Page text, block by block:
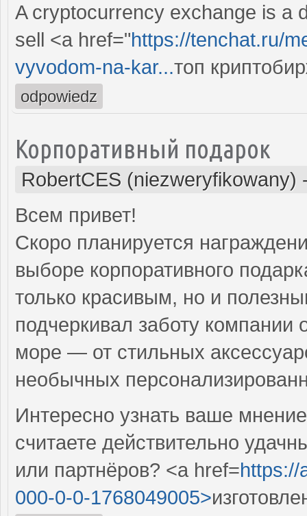
A cryptocurrency exchange is a
sell <a href="https://tenchat.ru/
vyvodom-na-kar...топ
odpowiedz
Корпоративный подарок
RobertCES (niezweryfikowany)
Всем привет!
Скоро планируется
выборе корпоративного
только красивым, но и
подчеркивал заботу компании
море — от стильных
необычных
Интересно узнать ваше
считаете действительно
или партнёров? <a href=https://
000-0-0-1768049005>